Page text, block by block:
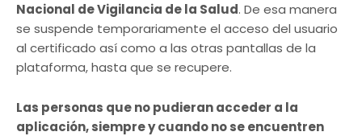
Nacional de Vigilancia de la Salud. De esa manera
se suspende temporariamente el acceso del usuario
al certificado así como a las otras pantallas de la
plataforma, hasta que se recupere.
Las personas que no pudieran acceder a la
aplicación, siempre y cuando no se encuentren